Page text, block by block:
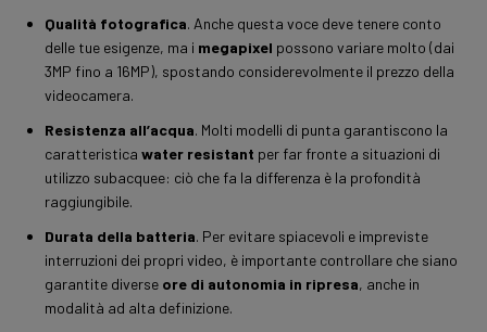
Qualità fotografica. Anche questa voce deve tenere conto
delle tue esigenze, ma i megapixel possono variare molto (dai
3MP fino a 16MP), spostando considerevolmente il prezzo della
videocamera.
Resistenza all’acqua. Molti modelli di punta garantiscono la
caratteristica water resistant per far fronte a situazioni di
utilizzo subacquee: ciò che fa la differenza è la profondità
raggiungibile.
Durata della batteria. Per evitare spiacevoli e impreviste
interruzioni dei propri video, è importante controllare che siano
garantite diverse ore di autonomia in ripresa, anche in
modalità ad alta definizione.